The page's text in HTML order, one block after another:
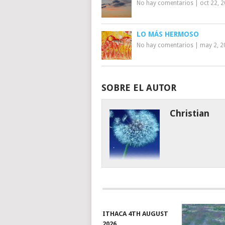
No hay comentarios oct 22,
LO MÁS HERMOSO
No hay comentarios may 2,
SOBRE EL AUTOR
Christian
ITHACA 4TH AUGUST